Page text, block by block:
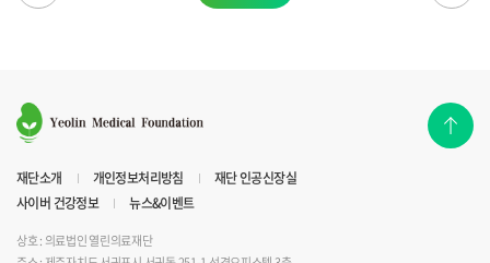
재단소개 개인정보처리방침
재단 인공신장실
사이버 건강정보
뉴스&이벤트
상호 : 의료법인 열린의료재단